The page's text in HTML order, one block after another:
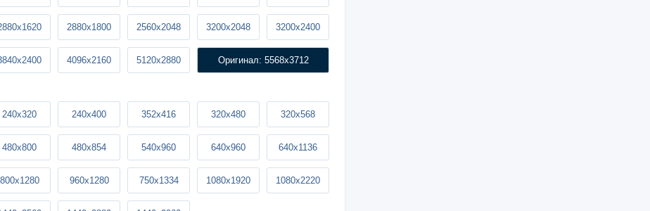
2880x1800 2560x2048 3200x2048 3200x2400
4096x2160 5120x2880 Оригинал: 5568x3712
240x320 240x400 352x416 320x480 320x568
480x800 480x854 540x960 640x960 640x1136
800x1280 960x1280 750x1334 1080x1920 1080x2220